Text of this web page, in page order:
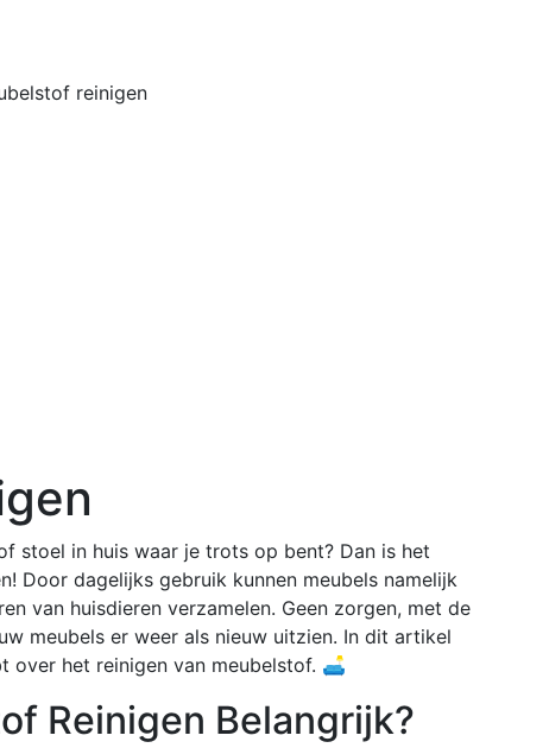
reinigen
stoel in huis waar je trots op bent? Dan is het
Door dagelijks gebruik kunnen meubels namelijk
van huisdieren verzamelen. Geen zorgen, met de
meubels er weer als nieuw uitzien. In dit artikel
over het reinigen van meubelstof. 🛋️
Reinigen Belangrijk?